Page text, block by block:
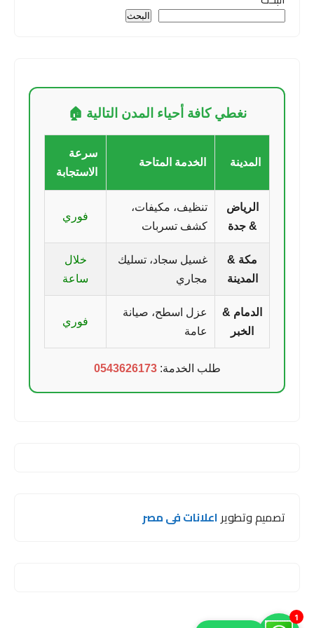
البحث
نغطي كافة أحياء المدن التالية 🏠
المدينة الخدمة المتاحة
سرعة
الاستجابة
الرياض
& جدة
تنظيف، مكيفات،
كشف تسربات
فوري
مكة &
المدينة
غسيل سجاد، تسليك
مجاري
خلال
ساعة
الدمام &
الخبر
عزل اسطح، صيانة
عامة
فوري
طلب الخدمة:0543626173
تصميم وتطويراعلانات فى مصر